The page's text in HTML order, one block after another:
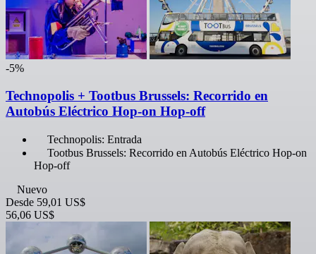
-5%
Technopolis + Tootbus Brussels: Recorrido en
Autobús Eléctrico Hop-on Hop-off
Technopolis: Entrada
Tootbus Brussels: Recorrido en Autobús Eléctrico Hop-on
Hop-off
Nuevo
Desde 59,01 US$
56,06 US$